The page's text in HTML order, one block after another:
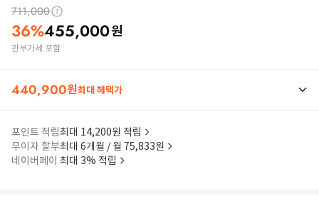
711,000
36%455,000원
관부가세 포함
440,900원최대 혜택가
포인트 적립최대 14,200원 적립
무이자 할부최대 6개월 / 월 75,833원
네이버페이 최대 3% 적립